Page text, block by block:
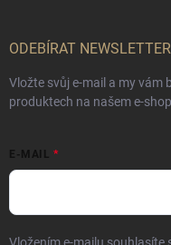
ODEBÍRAT NEWSLETTER
Vložte svůj e-mail a my vám
produktech na našem e-
E-MAIL